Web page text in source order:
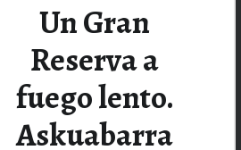
Un Gran
Reserva a
fuego lento.
Askuabarra